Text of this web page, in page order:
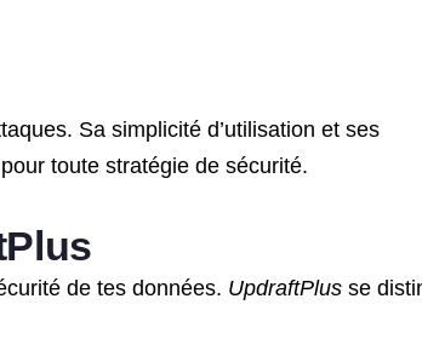
Sa simplicité d’utilisation et ses
pour toute stratégie de sécurité.
de tes données. UpdraftPlus se